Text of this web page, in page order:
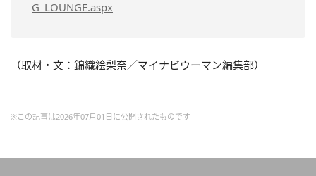
G_LOUNGE.aspx
（取材・文：錦織絵梨奈／マイナビウーマン編集部）
※この記事は2026年07月01日に公開されたものです